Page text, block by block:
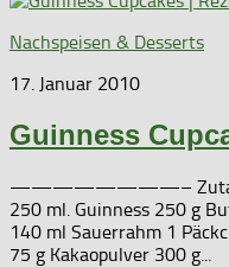
Nachspeisen & Desserts
17. Januar 2010
Guinness
————————– Zutaten
250 ml. Guinness 250 g
140 ml Sauerrahm 1
75 g Kakaopulver 300 g...